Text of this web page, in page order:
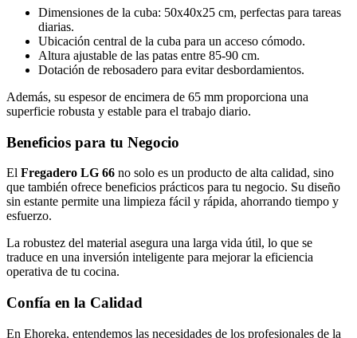
Dimensiones de la cuba: 50x40x25 cm, perfectas para tareas
diarias.
Ubicación central de la cuba para un acceso cómodo.
Altura ajustable de las patas entre 85-90 cm.
Dotación de rebosadero para evitar desbordamientos.
Además, su espesor de encimera de 65 mm proporciona una
superficie robusta y estable para el trabajo diario.
Beneficios para tu Negocio
El Fregadero LG 66 no solo es un producto de alta calidad, sino
que también ofrece beneficios prácticos para tu negocio. Su diseño
sin estante permite una limpieza fácil y rápida, ahorrando tiempo y
esfuerzo.
La robustez del material asegura una larga vida útil, lo que se
traduce en una inversión inteligente para mejorar la eficiencia
operativa de tu cocina.
Confía en la Calidad
En Ehoreka, entendemos las necesidades de los profesionales de la